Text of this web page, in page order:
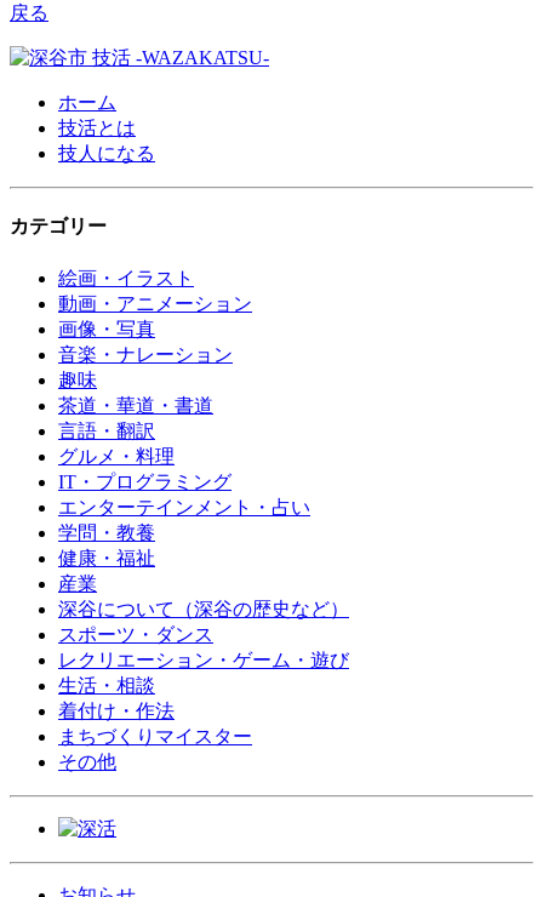
戻る
ホーム
技活とは
技人になる
カテゴリー
絵画・イラスト
動画・アニメーション
画像・写真
音楽・ナレーション
趣味
茶道・華道・書道
言語・翻訳
グルメ・料理
IT・プログラミング
エンターテインメント・占い
学問・教養
健康・福祉
産業
深谷について（深谷の歴史など）
スポーツ・ダンス
レクリエーション・ゲーム・遊び
生活・相談
着付け・作法
まちづくりマイスター
その他